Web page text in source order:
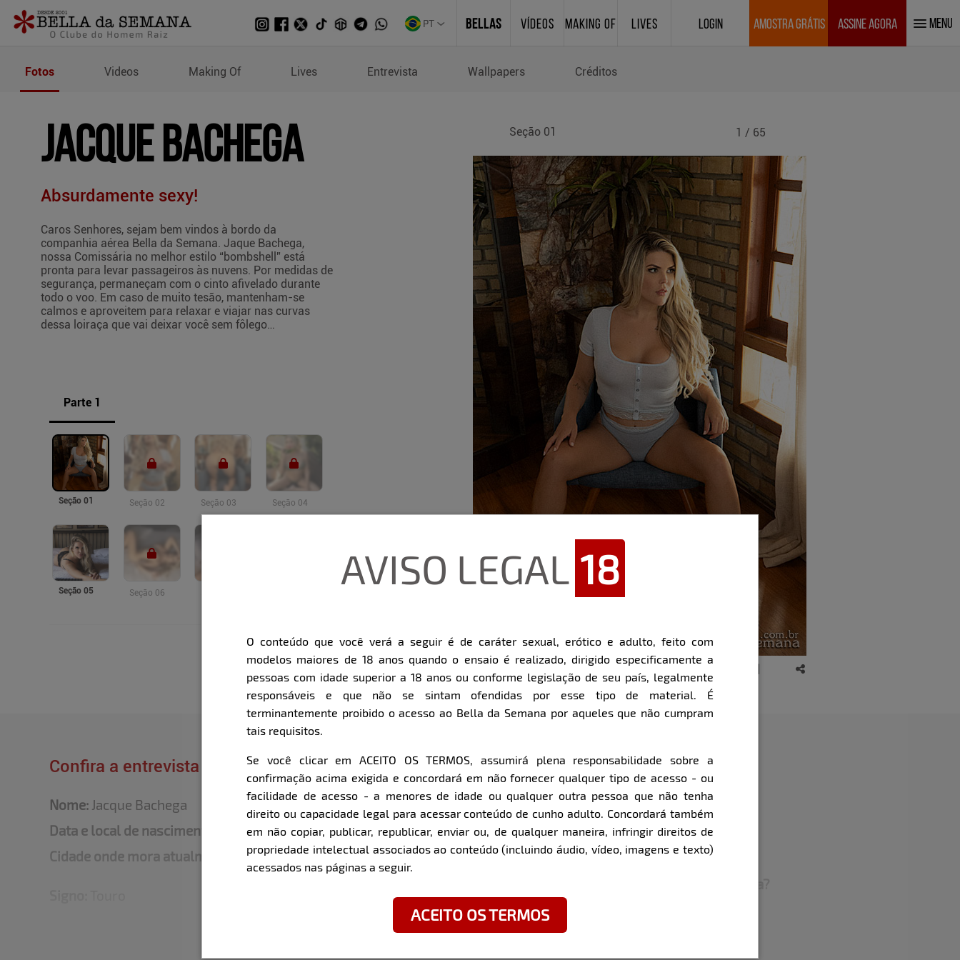
PT BELLAS VÍDEOS MAKING OF LIVES LOGIN AMOSTRA GRÁTIS ASSINE AGORA MENU
Fotos de Jacque Bachega
Fotos Videos Making Of Lives Entrevista Wallpapers Créditos
JACQUE BACHEGA
Absurdamente sexy!
Caros Senhores, sejam bem vindos à bordo da
companhia aérea Bella da Semana. Jaque Bachega,
nossa Comissária no melhor estilo “bombshell” está
pronta para levar passageiros às nuvens. Por medidas de
segurança, permaneçam com o cinto afivelado durante
todo o voo. Em caso de muito tesão, mantenham-se
calmos e aproveitem para relaxar e viajar nas curvas
dessa loiraça que vai deixar você sem fôlego…
Parte 1
Seção 01 Seção 02 Seção 03 Seção 04
Seção 05 Seção 06
Seção 01 1 / 65
Item
1
of
9
Confira a entrevista que o Bella fez com a modelo:
Nome: Jacque Bachega
Data e local de nascimento:
19/05/86 Sertãozinho / SP
Cidade onde mora atualmente:
Sertãozinho / SP
Qual a música perfeita para curtir na hora h?
Sensuais.
Alguém que consiga me seduzir…
AVISO LEGAL 18
O conteúdo que você verá a seguir é de caráter sexual, erótico e adulto, feito com
modelos maiores de 18 anos quando o ensaio é realizado, dirigido especificamente a
pessoas com idade superior a 18 anos ou conforme legislação de seu país, legalmente
responsáveis e que não se sintam ofendidas por esse tipo de material. É
terminantemente proibido o acesso ao Bella da Semana por aqueles que não cumpram
tais requisitos.
Se você clicar em ACEITO OS TERMOS, assumirá plena responsabilidade sobre a
confirmação acima exigida e concordará em não fornecer qualquer tipo de acesso - ou
facilidade de acesso - a menores de idade ou qualquer outra pessoa que não tenha
direito ou capacidade legal para acessar conteúdo de cunho adulto. Concordará também
em não copiar, publicar, republicar, enviar ou, de qualquer maneira, infringir direitos de
propriedade intelectual associados ao conteúdo (incluindo áudio, vídeo, imagens e texto)
acessados nas páginas a seguir.
ACEITO OS TERMOS